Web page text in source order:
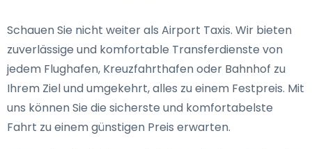
Schauen Sie nicht weiter als Airport Taxis. Wir bieten
zuverlässige und komfortable Transferdienste von
jedem Flughafen, Kreuzfahrthafen oder Bahnhof zu
Ihrem Ziel und umgekehrt, alles zu einem Festpreis. Mit
uns können Sie die sicherste und komfortabelste
Fahrt zu einem günstigen Preis erwarten.